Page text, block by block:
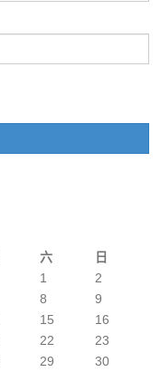
六
日
1
2
8
9
15
16
22
23
29
30